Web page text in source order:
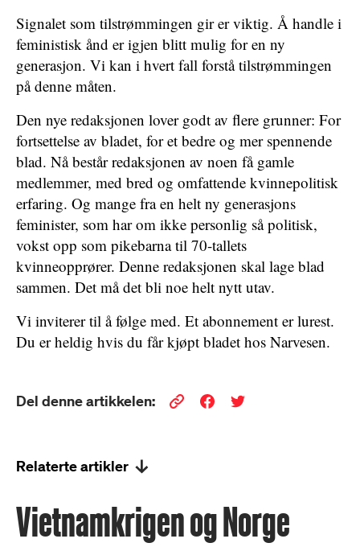
Signalet som tilstrømmingen gir er viktig. Å handle i
feministisk ånd er igjen blitt mulig for en ny
generasjon. Vi kan i hvert fall forstå tilstrømmingen
på denne måten.
Den nye redaksjonen lover godt av flere grunner: For
fortsettelse av bladet, for et bedre og mer spennende
blad. Nå består redaksjonen av noen få gamle
medlemmer, med bred og omfattende kvinnepolitisk
erfaring. Og mange fra en helt ny generasjons
feminister, som har om ikke personlig så politisk,
vokst opp som pikebarna til 70-tallets
kvinneopprører. Denne redaksjonen skal lage blad
sammen. Det må det bli noe helt nytt utav.
Vi inviterer til å følge med. Et abonnement er lurest.
Du er heldig hvis du får kjøpt bladet hos Narvesen.
Del denne artikkelen:
Relaterte artikler
Vietnamkrigen og Norge